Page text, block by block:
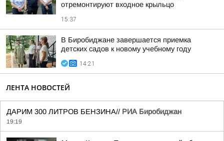
отремонтируют входное крыльцо
15:37
В Биробиджане завершается приемка
детских садов к новому учебному году
14:21
ЛЕНТА НОВОСТЕЙ
ДАРИМ 300 ЛИТРОВ БЕНЗИНА// РИА Биробиджан
19:19